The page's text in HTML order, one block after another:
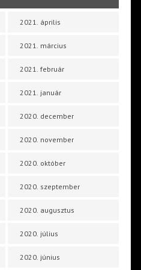
2021. április
2021. március
2021. február
2021. január
2020. december
2020. november
2020. október
2020. szeptember
2020. augusztus
2020. július
2020. június